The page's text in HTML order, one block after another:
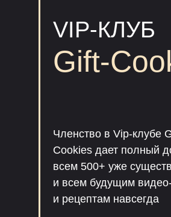
VIP-КЛУБ
Gift-
Членство в Vip-клубе
Cookies дает полный
всем 500+ уже
и всем будущим
и рецептам навсегда